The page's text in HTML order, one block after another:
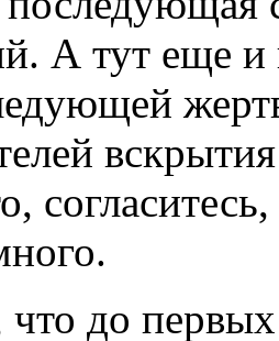
А тут еще и
до